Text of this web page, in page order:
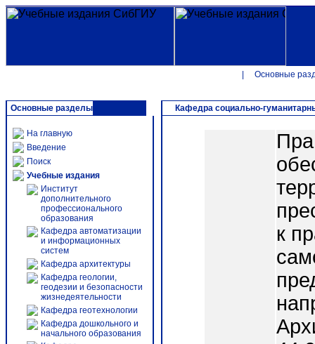
Основные
Основные разделы
На главную
Введение
Поиск
Учебные издания
Институт
дополнительного
профессионального
образования
Кафедра автоматизации
и информационных
систем
Кафедра архитектуры
Кафедра геологии,
геодезии и безопасности
жизнедеятельности
Кафедра геотехнологии
Кафедра дошкольного и
начального образования
Кафедра социально-
к